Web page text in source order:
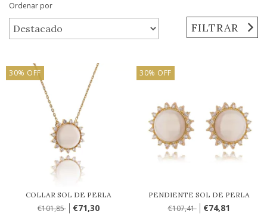
Ordenar por
FILTRAR
30% OFF
COLLAR SOL DE PERLA
€101,85 €71,30
30% OFF
PENDIENTE SOL DE PERLA
€107,41 €74,81